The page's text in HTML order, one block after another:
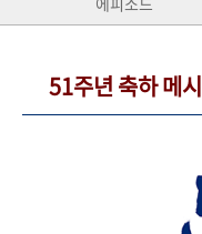
51주년 축하 메